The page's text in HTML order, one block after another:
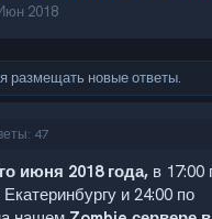
2018
размещать новые ответы.
47
июня 2018 года, в
и 24:00 по